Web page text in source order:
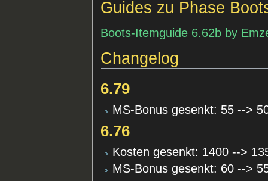
Guides zu Phase
Boots-Itemguide 6.62b by
Changelog
6.79
MS-Bonus gesenkt: 55 -->
6.76
Kosten gesenkt: 1400 -->
MS-Bonus gesenkt: 60 -->